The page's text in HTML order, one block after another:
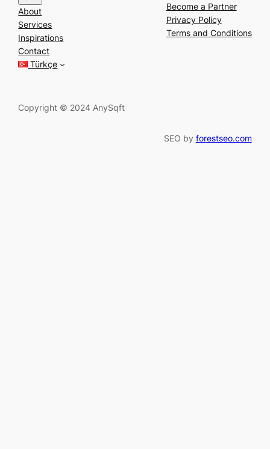
e
a
r
c
h
About
Services
Inspirations
Contact
Türkçe
Become a Partner
Privacy Policy
Terms and Conditions
Copyright © 2024 AnySqft
SEO by forestseo.com